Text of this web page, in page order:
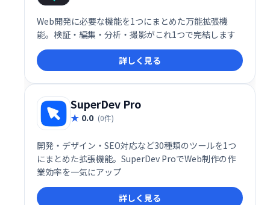
Web開発に必要な機能を1つにまとめた万能拡張機
能。検証・編集・分析・撮影がこれ1つで完結します
詳しく見る
SuperDev Pro
0.0 (0件)
開発・デザイン・SEO対応など30種類のツールを1つ
にまとめた拡張機能。SuperDev ProでWeb制作の作
業効率を一気にアップ
詳しく見る